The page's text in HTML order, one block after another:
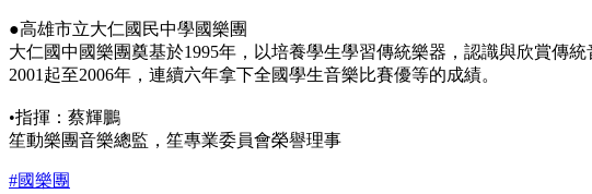
●高雄市立大仁國民中學國樂團
大仁國中國樂團奠基於1995年，以培養學生學習傳統樂器，認識與欣賞傳
2001起至2006年，連續六年拿下全國學生音樂比賽優等的成績。
•指揮：蔡輝鵬
笙動樂團音樂總監，笙專業委員會榮譽理事
#國樂團